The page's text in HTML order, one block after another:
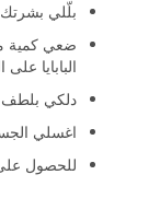
بلّلي بشرتك
ضعي كمية
البابايا
دلكي بلطف
اغسلي
للحصول